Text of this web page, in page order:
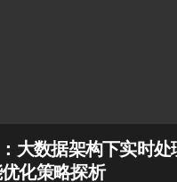
大数据架构下实时处
化策略探析